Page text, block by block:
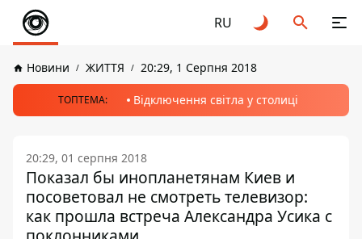
RU
Новини ЖИТТЯ 20:29, 1 Серпня 2018
ТОПТЕМА: Відключення світла у столиці
20:29, 01 серпня 2018
Показал бы инопланетянам Киев и
посоветовал не смотреть телевизор:
как прошла встреча Александра Усика с